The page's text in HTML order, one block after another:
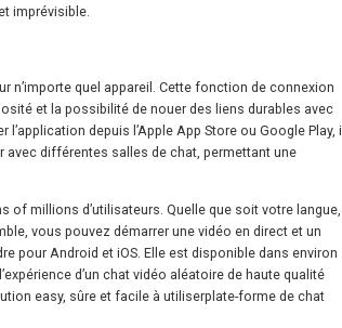
imprévisible.
n’importe quel appareil. Cette fonction de connexion
et la possibilité de nouer des liens durables avec
depuis l’Apple App Store ou Google Play, il
avec différentes salles de chat, permettant une
of millions d’utilisateurs. Quelle que soit votre langue,
vous pouvez démarrer une vidéo en direct et un
pour Android et iOS. Elle est disponible dans environ
d’un chat vidéo aléatoire de haute qualité
easy, sûre et facile à utiliserplate-forme de chat